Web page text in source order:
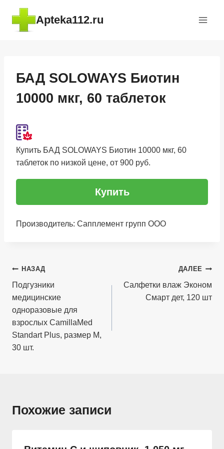
Перейти
содержимому
Apteka112.ru
БАД SOLOWAYS Биотин
10000 мкг, 60 таблеток
Купить БАД SOLOWAYS Биотин 10000 мкг, 60
таблеток по низкой цене, от 900 руб.
Купить
Производитель: Сапплемент групп ООО
Навигация
по
записям
НАЗАД
Подгузники
медицинские
одноразовые для
взрослых CamillaMed
Standart Plus, размер M,
30 шт.
ДАЛЕЕ
Салфетки влаж Эконом
Смарт дет, 120 шт
Похожие записи